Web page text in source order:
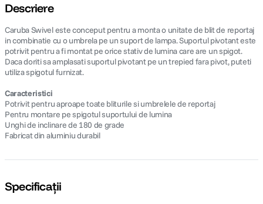
Descriere
Caruba Swivel este conceput pentru a monta o unitate de blit de reportaj
in combinatie cu o umbrela pe un suport de lampa. Suportul pivotant este
potrivit pentru a fi montat pe orice stativ de lumina care are un spigot.
Daca doriti sa amplasati suportul pivotant pe un trepied fara pivot, puteti
utiliza spigotul furnizat.
Caracteristici
Potrivit pentru aproape toate bliturile si umbrelele de reportaj
Pentru montare pe spigotul suportului de lumina
Unghi de inclinare de 180 de grade
Fabricat din aluminiu durabil
Specificații